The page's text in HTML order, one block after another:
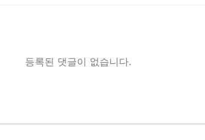
등록된 댓글이 없습니다.